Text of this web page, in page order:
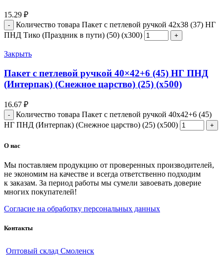
15.29 ₽
Количество товара Пакет с петлевой ручкой 42x38 (37) НГ
ПНД Тико (Праздник в пути) (50) (х300)
Закрыть
Пакет с петлевой ручкой 40×42+6 (45) НГ ПНД
(Интерпак) (Снежное царство) (25) (х500)
16.67 ₽
Количество товара Пакет с петлевой ручкой 40x42+6 (45)
НГ ПНД (Интерпак) (Снежное царство) (25) (х500)
О нас
Мы поставляем продукцию от проверенных производителей,
не экономим на качестве и всегда ответственно подходим
к заказам. За период работы мы сумели завоевать доверие
многих покупателей!
Согласие на обработку персональных данных
Контакты
Оптовый склад Смоленск